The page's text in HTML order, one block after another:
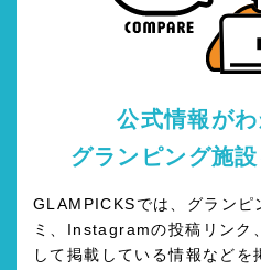
公式情報が
グランピング施
GLAMPICKSでは、グランピ
ミ、Instagramの投稿リンク
して掲載している情報などを